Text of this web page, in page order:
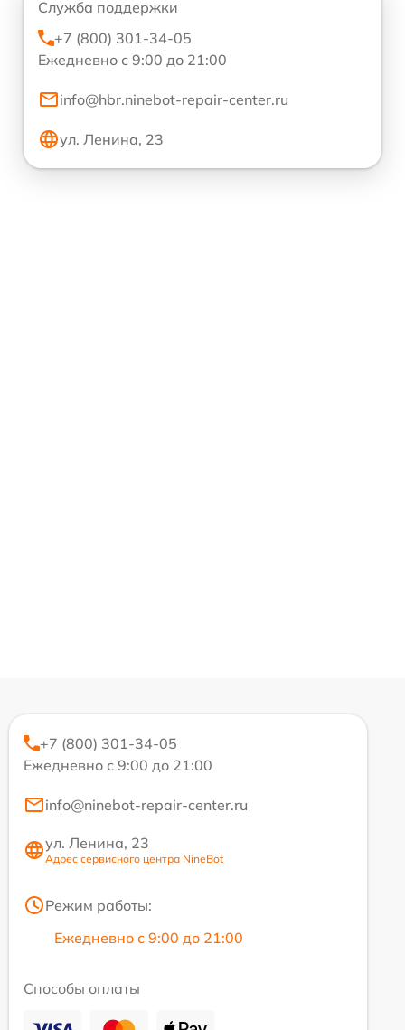
Служба поддержки
+7 (800) 301-34-05
Ежедневно с 9:00 до 21:00
info@hbr.ninebot-repair-center.ru
ул. Ленина, 23
+7 (800) 301-34-05
Ежедневно с 9:00 до 21:00
info@ninebot-repair-center.ru
ул. Ленина, 23
Адрес сервисного центра NineBot
Режим работы:
Ежедневно с 9:00 до 21:00
Способы оплаты